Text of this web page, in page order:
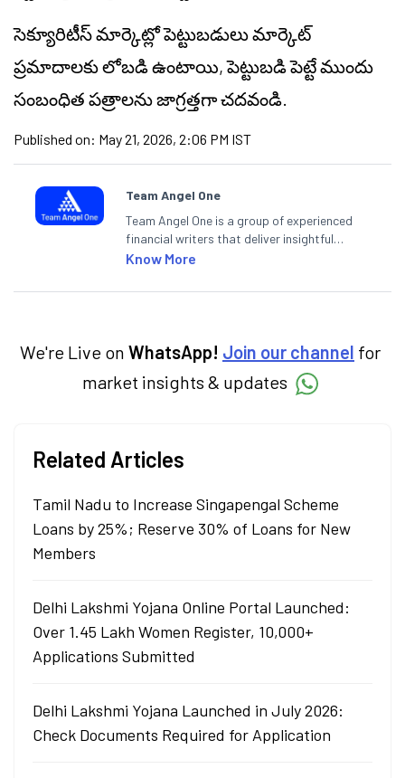
సెక్యూరిటీస్ మార్కెట్లో పెట్టుబడులు మార్కెట్
ప్రమాదాలకు లోబడి ఉంటాయి, పెట్టుబడి పెట్టే ముందు
సంబంధిత పత్రాలను జాగ్రత్తగా చదవండి.
Published on: May 21, 2026, 2:06 PM IST
Team Angel One
Team Angel One is a group of experienced
financial writers that deliver insightful
articles on the stock market, IPO, economy,
categories.
Know More
We're Live on WhatsApp! Join our channel for
market insights & updates
Related Articles
Tamil Nadu to Increase Singapengal Scheme
Loans by 25%; Reserve 30% of Loans for New
Members
Delhi Lakshmi Yojana Online Portal Launched:
Over 1.45 Lakh Women Register, 10,000+
Applications Submitted
Delhi Lakshmi Yojana Launched in July 2026:
Check Documents Required for Application